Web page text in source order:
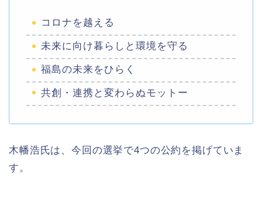
コロナを越える
未来に向け暮らしと環境を守る
福島の未来をひらく
共創・連携と変わらぬモットー
木幡浩氏は、今回の選挙で4つの公約を掲げていま
す。